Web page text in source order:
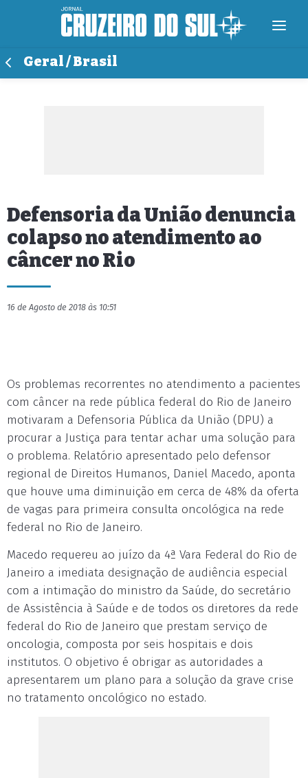
Geral / Brasil
Defensoria da União denuncia
colapso no atendimento ao
câncer no Rio
16 de Agosto de 2018 às 10:51
Os problemas recorrentes no atendimento a pacientes
com câncer na rede pública federal do Rio de Janeiro
motivaram a Defensoria Pública da União (DPU) a
procurar a Justiça para tentar achar uma solução para
o problema. Relatório apresentado pelo defensor
regional de Direitos Humanos, Daniel Macedo, aponta
que houve uma diminuição em cerca de 48% da oferta
de vagas para primeira consulta oncológica na rede
federal no Rio de Janeiro.
Macedo requereu ao juízo da 4ª Vara Federal do Rio de
Janeiro a imediata designação de audiência especial
com a intimação do ministro da Saúde, do secretário
de Assistência à Saúde e de todos os diretores da rede
federal do Rio de Janeiro que prestam serviço de
oncologia, composta por seis hospitais e dois
institutos. O objetivo é obrigar as autoridades a
apresentarem um plano para a solução da grave crise
no tratamento oncológico no estado.